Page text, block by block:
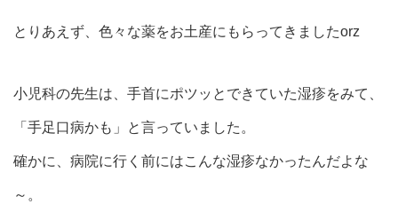
とりあえず、色々な薬をお土産にもらってきましたorz
小児科の先生は、手首にポツッとできていた湿疹をみて、
「手足口病かも」と言っていました。
確かに、病院に行く前にはこんな湿疹なかったんだよな
～。